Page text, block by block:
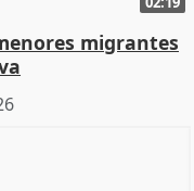
migrantes